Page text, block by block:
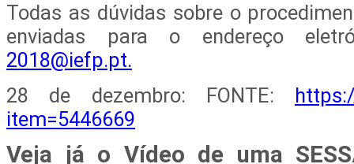
Todas as dúvidas sobre o
enviadas para o endereço
2018@iefp.pt.
28 de dezembro: FONTE:
item=5446669
Veja já o Vídeo de uma